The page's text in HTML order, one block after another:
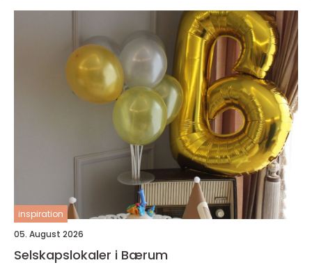
inspiration
05. August 2026
Selskapslokaler i Bærum